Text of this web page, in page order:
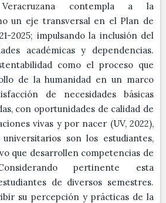
contempla a la
un eje transversal en el Plan de
2025; impulsando la inclusión del
académicas y dependencias.
como el proceso que
de la humanidad en un marco
de necesidades básicas
con oportunidades de calidad de
vivas y por nacer (UV, 2022),
son los estudiantes,
que desarrollen competencias de
pertinente esta
de diversos semestres.
su percepción y prácticas de la